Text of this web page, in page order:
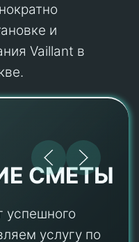
и
Vaillant в
СМЕТЫ
успешного
услугу по